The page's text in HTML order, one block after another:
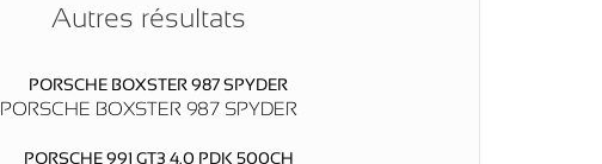
Autres résultats
PORSCHE BOXSTER 987 SPYDER